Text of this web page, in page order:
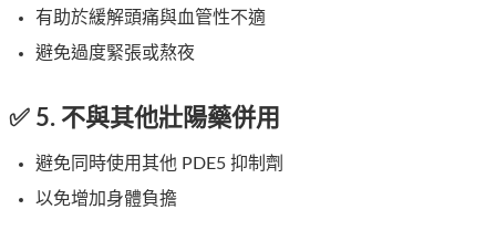
有助於緩解頭痛與血管性不適
避免過度緊張或熬夜
✅ 5. 不與其他壯陽藥併用
避免同時使用其他 PDE5 抑制劑
以免增加身體負擔